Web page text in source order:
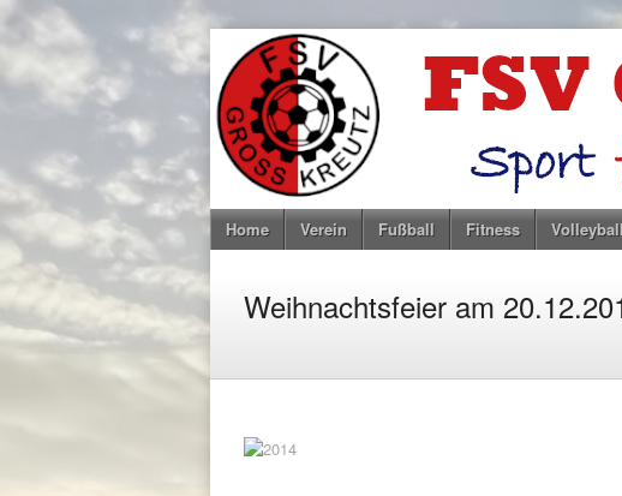
Home Verein Fußball Fitness
Weihnachtsfeier am